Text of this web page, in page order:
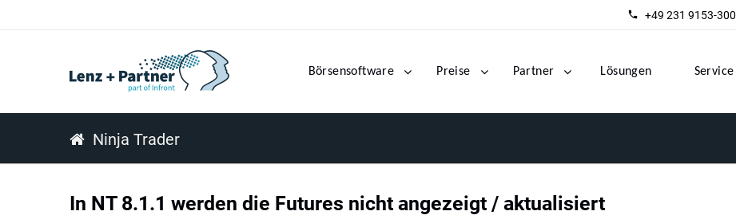
+49 231 9153-300
Börsensoftware Preise Partner Lösungen Service
Ninja Trader
In NT 8.1.1 werden die Futures nicht angezeigt / aktualisiert